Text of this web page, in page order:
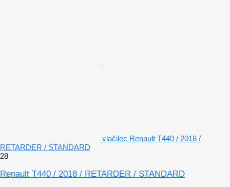
vlačilec Renault T440 / 2018 /
RETARDER / STANDARD
28
Renault T440 / 2018 / RETARDER / STANDARD